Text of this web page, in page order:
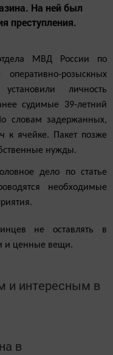
На ней был
преступления.
МВД России по
розыскных
личность
судимые 39-летний
словам задержанных,
к ячейке. Пакет позже
нужды.
дело по статье
необходимые
не оставлять в
и ценные вещи.
и интересным в
в